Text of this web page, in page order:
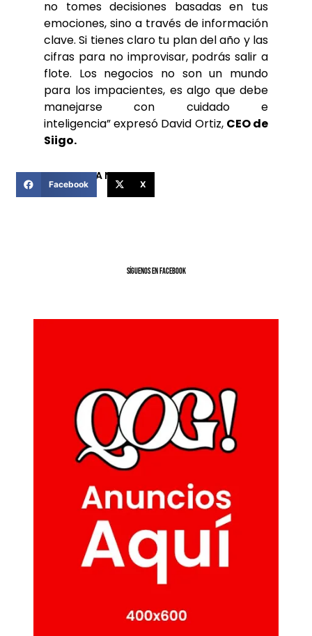
no tomes decisiones basadas en tus
emociones, sino a través de información
clave. Si tienes claro tu plan del año y las
cifras para no improvisar, podrás salir a
flote. Los negocios no son un mundo
para los impacientes, es algo que debe
manejarse con cuidado e
inteligencia” expresó David Ortiz, CEO de
Siigo.
COMPARTIR ESTA NOTICIA
Facebook X
SíGUENOS EN FACEBOOK